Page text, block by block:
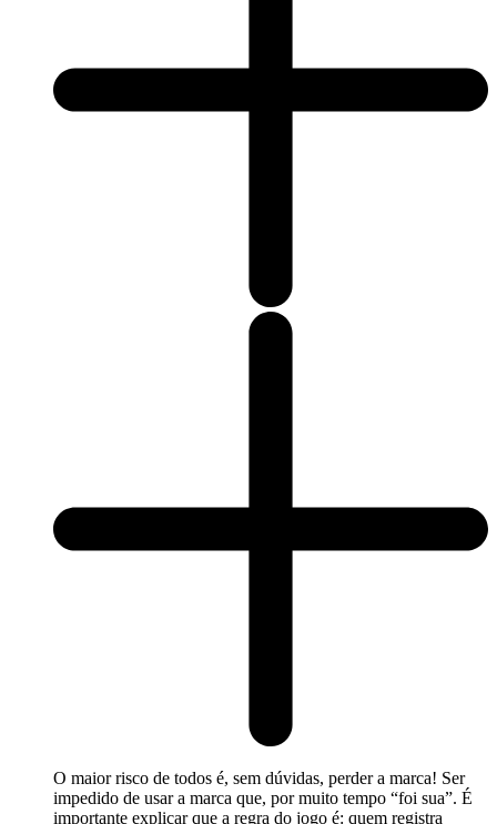
O maior risco de todos é, sem dúvidas, perder a marca! Ser
impedido de usar a marca que, por muito tempo “foi sua”. É
importante explicar que a regra do jogo é: quem registra